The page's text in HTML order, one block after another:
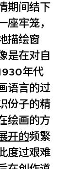
期间结下
座牢笼，
描绘窗
是在对自
年代
语言的过
份子的精
绘画的方
开的频繁
度过艰难